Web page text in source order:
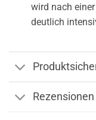
wird nach
deutlich